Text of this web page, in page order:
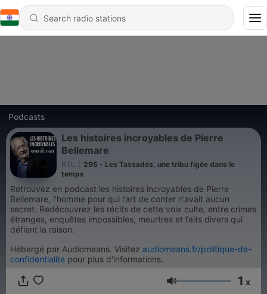
Podcasts
Les histoires incroyables de Pierre
Bellemare
RTL
295 - Les Tassadés, une tribu figée dans le
temps
Retrouvez en podcast les histoires incroyables de Pierre
Bellemare, l’homme pour qui l’art de conter n’avait aucun
secret. Redécouvrez les récits de cette voix culte, entre crimes
étranges, enquêtes impossibles, meurtres et faits divers qui
défient la raison.
Hébergé par Audiomeans. Visitez audiomeans.fr/politique-de-
confidentialite pour plus d'informations.
Volume 1 x